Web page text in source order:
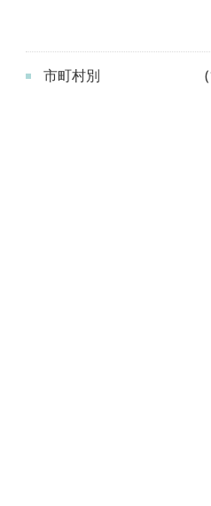
市町村別